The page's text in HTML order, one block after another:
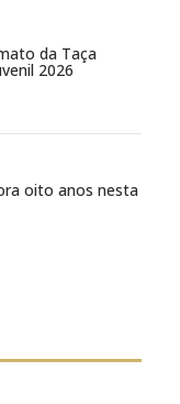
da Taça
2026
oito anos nesta